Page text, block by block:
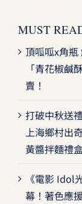
MUST
頂呱呱x角瓶
「青花椒鹹
賣！
打破中秋送
上海鄉村出
黃醬拌麵禮
《電影 Idol
幕！著色應